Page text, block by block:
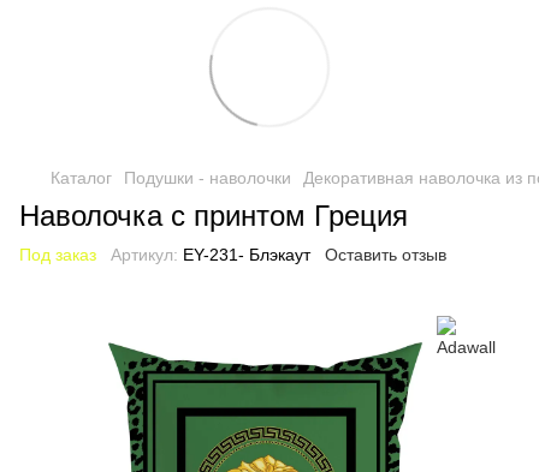
Каталог Подушки - наволочки Декоративная наволочка из
Наволочка с принтом Греция
Под заказ Артикул: EY-231- Блэкаут Оставить отзыв